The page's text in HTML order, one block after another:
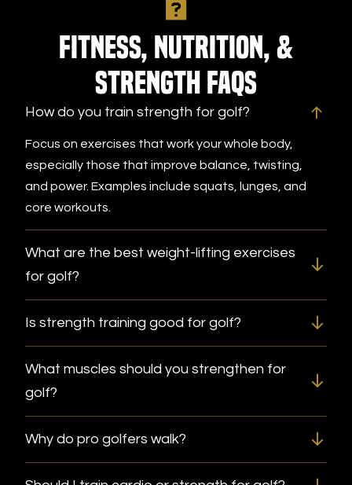
Fitness, Nutrition, &
Strength FAQs
How do you train strength for golf?
Focus on exercises that work your whole body,
especially those that improve balance, twisting,
and power. Examples include squats, lunges, and
core workouts.
What are the best weight-lifting exercises
for golf?
Is strength training good for golf?
What muscles should you strengthen for
golf?
Why do pro golfers walk?